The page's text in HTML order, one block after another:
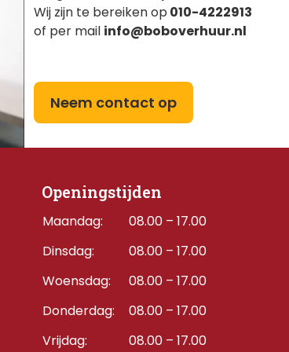
Wij zijn te bereiken op 010-4222913
of per mail info@boboverhuur.nl
Neem contact op
Openingstijden
Maandag:
08.00 – 17.00
Dinsdag:
08.00 – 17.00
Woensdag:
08.00 – 17.00
Donderdag: 08.00 – 17.00
Vrijdag:
08.00 – 17.00